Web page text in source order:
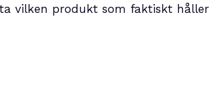
vilken produkt som faktiskt håller